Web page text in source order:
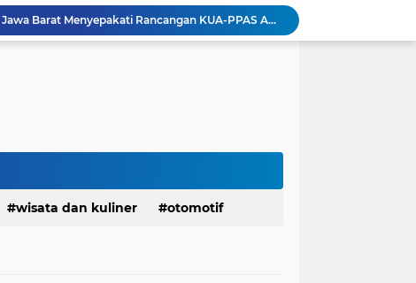
DPRD dan Gubernur Jawa Barat Menyepakati Rancangan KUA-PPAS APBD Tahun Anggaran 2027Pemkot Siapkan 100 Armada Pengangkut Sampah Bila TPPAS Legok Nangka Beroperasi
Serda Muhammad Raihan Fadhila Raih Emas pada 8th Asian Taekwondo Indonesia Open Championship 2026
Menaker: ASN Kemnaker Harus Hadirkan Dampak Nyata bagi Masyarakat
wisata dan kuliner otomotif